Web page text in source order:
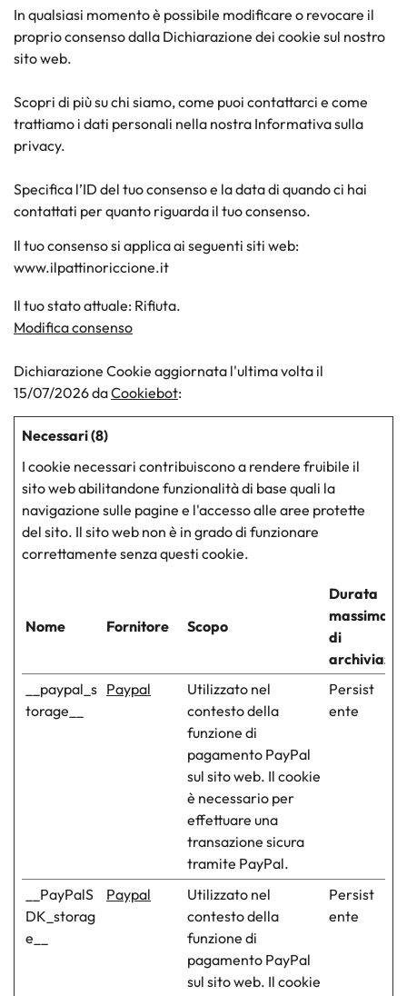
In qualsiasi momento è possibile modificare o revocare il
proprio consenso dalla Dichiarazione dei cookie sul nostro
sito web.
Scopri di più su chi siamo, come puoi contattarci e come
trattiamo i dati personali nella nostra Informativa sulla
privacy.
Specifica l’ID del tuo consenso e la data di quando ci hai
contattati per quanto riguarda il tuo consenso.
Il tuo consenso si applica ai seguenti siti web:
www.ilpattinoriccione.it
Il tuo stato attuale: Rifiuta.
Modifica consenso
Dichiarazione Cookie aggiornata l'ultima volta il
15/07/2026 daCookiebot:
Necessari (8)
I cookie necessari contribuiscono a rendere fruibile il
sito web abilitandone funzionalità di base quali la
navigazione sulle pagine e l'accesso alle aree protette
del sito. Il sito web non è in grado di funzionare
correttamente senza questi cookie.
Nome Fornitore Scopo
Durata
massima
di
__paypal_s
torage__
Paypal
Utilizzato nel
contesto della
funzione di
pagamento PayPal
sul sito web. Il cookie
è necessario per
effettuare una
transazione sicura
tramite PayPal.
Persist
ente
__PayPalS
DK_storag
e__
Paypal
Utilizzato nel
contesto della
funzione di
pagamento PayPal
sul sito web. Il cookie
Persist
ente